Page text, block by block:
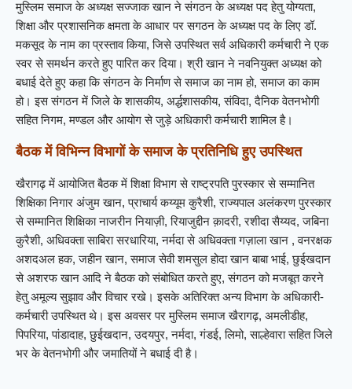
मुस्लिम समाज के अध्यक्ष सज्जाक खान ने संगठन के अध्यक्ष पद हेतु योग्यता,
शिक्षा और प्रशासनिक क्षमता के आधार पर सगठन के अध्यक्ष पद के लिए डॉ.
मकसूद के नाम का प्रस्ताव किया, जिसे उपस्थित सर्व अधिकारी कर्मचारी ने एक
स्वर से समर्थन करते हुए पारित कर दिया। श्री खान ने नवनियुक्त अध्यक्ष को
बधाई देते हुए कहा कि संगठन के निर्माण से समाज का नाम हो, समाज का काम
हो। इस संगठन में जिले के शासकीय, अर्द्धशासकीय, संविदा, दैनिक वेतनभोगी
सहित निगम, मण्डल और आयोग से जुड़े अधिकारी कर्मचारी शामिल है।
बैठक में विभिन्न विभागों के समाज के प्रतिनिधि हुए उपस्थित
खैरागढ़ में आयोजित बैठक में शिक्षा विभाग से राष्ट्रपति पुरस्कार से सम्मानित
शिक्षिका निगार अंजुम खान, प्राचार्य कय्यूम कुरैशी, राज्यपाल अलंकरण पुरस्कार
से सम्मानित शिक्षिका नाजरीन नियाज़ी, रियाजुद्दीन क़ादरी, रशीदा सैय्यद, जबिना
कुरैशी, अधिवक्ता साबिरा सरधारिया, नर्मदा से अधिवक्ता गज़ाला खान , वनरक्षक
अशदअल हक, जहीन खान, समाज सेवी शमसुल होदा खान बाबा भाई, छुईखदान
से अशरफ खान आदि ने बैठक को संबोधित करते हुए, संगठन को मजबूत करने
हेतु अमूल्य सुझाव और विचार रखे। इसके अतिरिक्त अन्य विभाग के अधिकारी-
कर्मचारी उपस्थित थे। इस अवसर पर मुस्लिम समाज खैरागढ़, अमलीडीह,
पिपरिया, पांडादाह, छुईखदान, उदयपुर, नर्मदा, गंडई, लिमो, साल्हेवारा सहित जिले
भर के वेतनभोगी और जमातियों ने बधाई दी है।